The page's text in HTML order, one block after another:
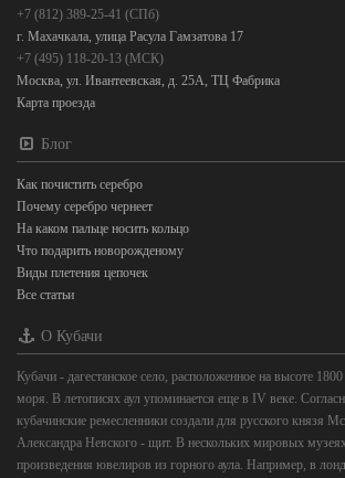
+7 (812) 389-25-41 (СПб)
г. Махачкала, улица Расула Гамзатова 17
+7 (495) 118-20-13 (МСК)
Москва, ул. Ивантеевская, д. 25А, ТЦ Фабрика
Карта проезда
Блог
Как почистить серебро
Почему серебро чернеет
На каком пальце носить кольцо
Что подарить новорожденому
Виды плетения цепочек
Все статьи
О Кубачи
Кубачи - дагестанское село, расположенное на высоте
моря. В летописях аул упоминается еще в IV веке.
кубачинские ремесленники создали для русского князя
Александра Невского - щит. В нескольких мировых
произведения ювелиров из горного аула. Например, в